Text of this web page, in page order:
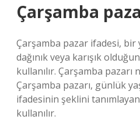
Çarşamba
Çarşamba pazar ifadesi, bir
dağınık veya karışık
kullanılır. Çarşamba pazarı
Çarşamba pazarı, günlük
ifadesinin şeklini
kullanılır.